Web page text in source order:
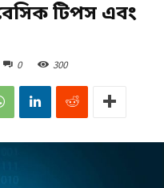
টিপস এবং
0 300